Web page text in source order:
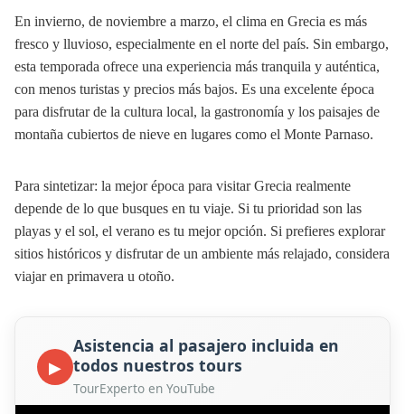
En invierno, de noviembre a marzo, el clima en Grecia es más
fresco y lluvioso, especialmente en el norte del país. Sin embargo,
esta temporada ofrece una experiencia más tranquila y auténtica,
con menos turistas y precios más bajos. Es una excelente época
para disfrutar de la cultura local, la gastronomía y los paisajes de
montaña cubiertos de nieve en lugares como el Monte Parnaso.
Para sintetizar: la mejor época para visitar Grecia realmente
depende de lo que busques en tu viaje. Si tu prioridad son las
playas y el sol, el verano es tu mejor opción. Si prefieres explorar
sitios históricos y disfrutar de un ambiente más relajado, considera
viajar en primavera u otoño.
▶
Asistencia al pasajero incluida en
todos nuestros tours
TourExperto en YouTube